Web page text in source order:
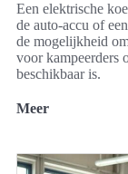
Een elektrische
de auto-accu of
de mogelijkheid
voor kampeerders
beschikbaar is.
Meer